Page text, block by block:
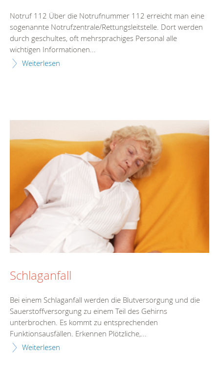
Notruf 112 Über die Notrufnummer 112 erreicht man eine
sogenannte Notrufzentrale/Rettungsleitstelle. Dort werden
durch geschultes, oft mehrsprachiges Personal alle
wichtigen Informationen...
Weiterlesen
Schlaganfall
Bei einem Schlaganfall werden die Blutversorgung und die
Sauerstoffversorgung zu einem Teil des Gehirns
unterbrochen. Es kommt zu entsprechenden
Funktionsausfällen. Erkennen Plötzliche,...
Weiterlesen